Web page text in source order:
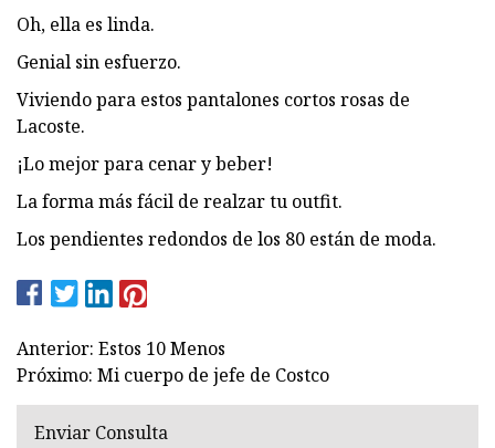
Oh, ella es linda.
Genial sin esfuerzo.
Viviendo para estos pantalones cortos rosas de
Lacoste.
¡Lo mejor para cenar y beber!
La forma más fácil de realzar tu outfit.
Los pendientes redondos de los 80 están de moda.
Anterior: Estos 10 Menos
Próximo: Mi cuerpo de jefe de Costco
Enviar Consulta